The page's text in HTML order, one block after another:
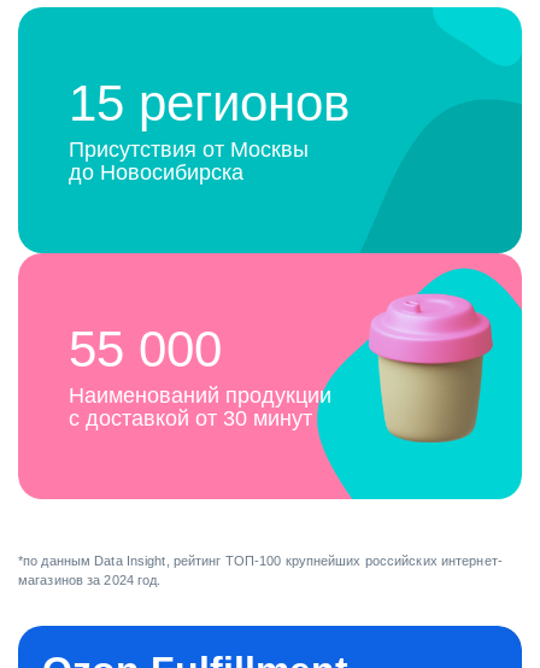
15 регионов
Присутствия от Москвы
до Новосибирска
55 000
Наименований продукции
с доставкой от 30 минут
*по данным Data Insight, рейтинг ТОП-100 крупнейших российских интернет-
магазинов за 2024 год.